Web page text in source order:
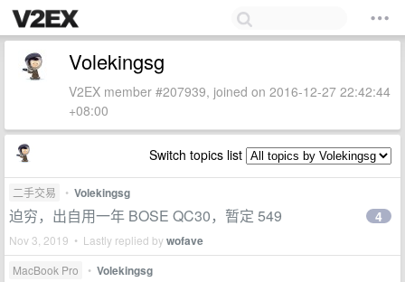
Volekingsg
V2EX member #207939, joined on 2016-12-27 22:42:44
+08:00
Switch topics list
二手交易 • Volekingsg
迫穷，出自用一年 BOSE QC30，暂定 549
Nov 3, 2019 • Lastly replied bywofave
4
MacBook Pro • Volekingsg